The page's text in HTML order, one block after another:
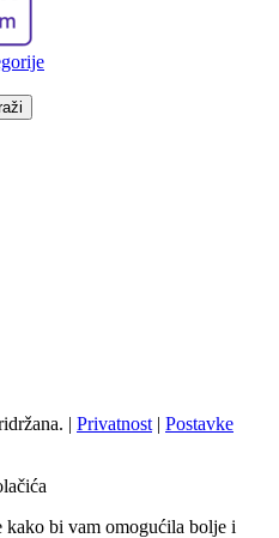
| Privatnost | Postavke
bi vam omogućila bolje i